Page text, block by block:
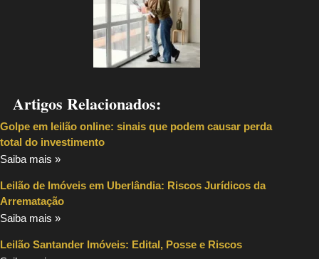
Artigos Relacionados:
Golpe em leilão online: sinais que podem causar perda
total do investimento
Saiba mais »
Leilão de Imóveis em Uberlândia: Riscos Jurídicos da
Arrematação
Saiba mais »
Leilão Santander Imóveis: Edital, Posse e Riscos